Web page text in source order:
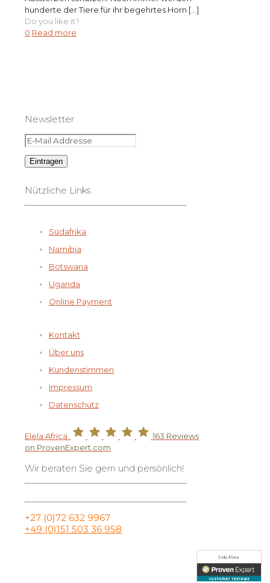
hunderte der Tiere für ihr begehrtes Horn […]
Do you like it?
0 Read more
Newsletter
Nützliche Links
Südafrika
Namibia
Botswana
Uganda
Online Payment
Kontakt
Über uns
Kundenstimmen
Impressum
Datenschutz
Elela Africa 163 Reviews
on ProvenExpert.com
Wir beraten Sie gern und persönlich!
+27 (0)72 632 9967
+49 (0)151 503 36 958